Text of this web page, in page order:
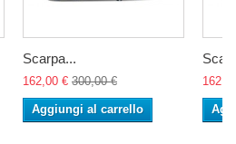
Scarpa...
162,00 € 300,00 €
Aggiungi al carrello